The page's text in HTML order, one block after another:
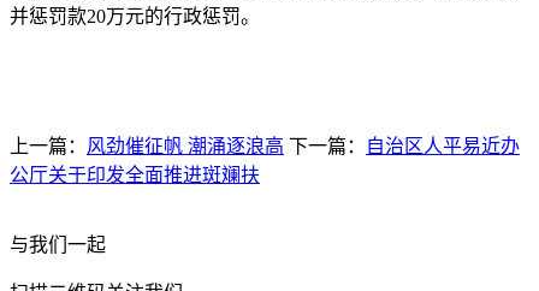
并惩罚款20万元的行政惩罚。
上一篇： 风劲催征帆 潮涌逐浪高 下一篇：
自治区人平易近办
公厅关于印发全面推进斑斓扶
与我们一起